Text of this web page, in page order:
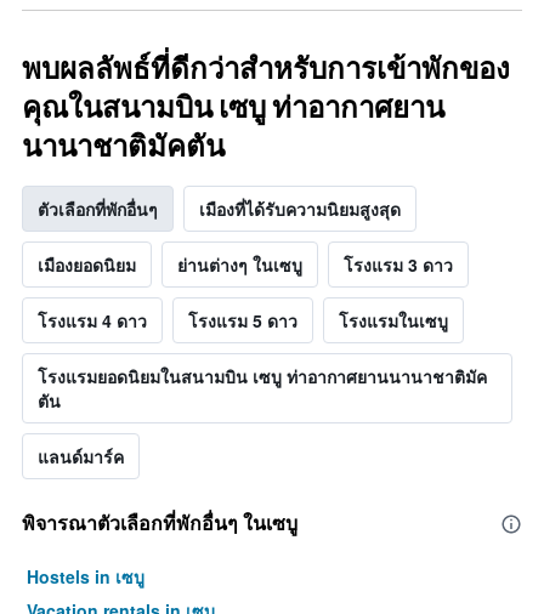
พบผลลัพธ์ที่ดีกว่าสำหรับการเข้าพักของ
คุณในสนามบิน เซบู ท่าอากาศยาน
นานาชาติมัคตัน
ตัวเลือกที่พักอื่นๆ เมืองที่ได้รับความนิยมสูงสุด
เมืองยอดนิยม ย่านต่างๆ ในเซบู โรงแรม 3 ดาว
โรงแรม 4 ดาว โรงแรม 5 ดาว โรงแรมในเซบู
โรงแรมยอดนิยมในสนามบิน เซบู ท่าอากาศยานนานาชาติมัค
ตัน
แลนด์มาร์ค
พิจารณาตัวเลือกที่พักอื่นๆ ในเซบู
Hostels in เซบู